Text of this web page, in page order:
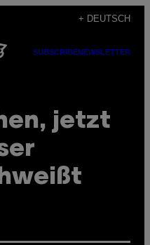
+ DEUTSCH
SUBSCRIBENEWSLETTER
jetzt